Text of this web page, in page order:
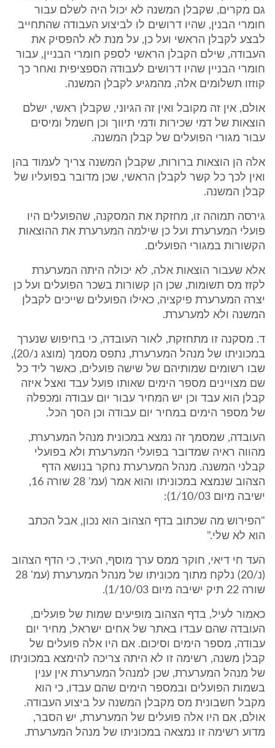
גם מקרים, שקבלן המשנה לא יכול היה לשלם עבור
חומרי הבנין, שהיו דרושים לו לביצוע העבודה שהתחייב
לבצע לקבלן הראשי ועל כן, על מנת לא להפסיק את
העבודה, שילם הקבלן הראשי לספק חומרי הבניין, עבור
חומרי הבניין שהיו דרושים לעבודה הספציפית ואחר כך
קוזזו תשלומים אלה, מהמגיע לקבלן המשנה.
אולם, אין זה מקובל ואין זה הגיוני, שקבלן ראשי, ישלם
הוצאות של דמי שכירות ודמי תיווך וכן חשמל ומיסים
עבור מגורי הפועלים של קבלן המשנה.
אלה הן הוצאות ברורות, שקבלן המשנה צריך לעמוד בהן
ואין לכך כל קשר לקבלן הראשי, שכן מדובר בפועליו של
קבלן המשנה.
גירסה תמוהה זו, מחזקת את המסקנה, שהפועלים היו
פועלי המערערת ועל כן שילמה המערערת את ההוצאות
הקשורות במגורי הפועלים.
אלא שעבור הוצאות אלה, לא יכולה היתה המערערת
לקזז מס תשומות, שכן הן קשורות בשכר הפועלים ועל כן
יצרה המערערת פיקציה, כאילו הפועלים שייכים לקבלן
המשנה ולא למערערת.
ד. מסקנה זו מתחזקת, לאור העובדה, כי בחיפוש שנערך
במכוניתו של מנהל המערערת, נתפס מסמך (מוצג נ/20),
שבו רשומים שמותיהם של שישה פועלים, כאשר ליד כל
שם מצויינים מספר הימים שאותו פועל עבד ואצל איזה
קבלן הוא עבד וכן יש המחיר עבור יום עבודה ומכפלה
של מספר הימים במחיר יום עבודה וכן הסך הכל.
העובדה, שמסמך זה נמצא במכונית מנהל המערערת,
מהווה ראיה שמדובר בפועלי המערערת ולא בפועלי
קבלני המשנה. מנהל המערערת נחקר בנושא הדף
הצהוב שנמצא במכוניתו והוא אמר (עמ' 28 שורה 16,
ישיבה מיום 1/10/03):
"הפירוש מה שכתוב בדף הצהוב הוא נכון, אבל הכתב
הוא לא שלי."
העד חי דיאי, חוקר ממס ערך מוסף, העיד, כי הדף הצהוב
(נ/20) נלקח מתוך מכוניתו של מנהל המערערת (עמ' 28
שורה 22 תיק ישיבה מיום 1/10/03).
כאמור לעיל, בדף הצהוב מופיעים שמות של פועלים,
העובדה שהם עבדו באתר של אחים ישראל, מחיר יום
עבודה, מספר הימים וסיכום. אם היו אלה פועלים של
קבלן משנה, רשימה זו לא היתה צריכה להימצא במכוניתו
של מנהל המערערת, שכן למנהל המערערת אין ענין
בשמות הפועלים ובמספר הימים שהם עבדו, כי הוא
מקבל חשבונית מס מקבלן המשנה על ביצוע העבודה.
אולם, אם היו אלה פועלים של המערערת, יש הסבר,
מדוע רשימה זו נמצאה במכוניתו של מנהל המערערת.